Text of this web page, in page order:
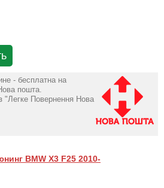
- бесплатна на
пошта.
"Легке Повернення Нова
BMW X3 F25 2010-